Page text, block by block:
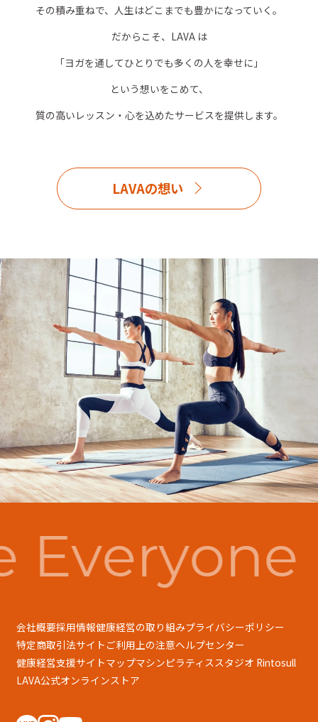
その積み重ねで、人生はどこまでも豊かになっていく。
だからこそ、LAVA は
「ヨガを通してひとりでも多くの人を幸せに」
という想いをこめて、
質の高いレッスン・心を込めたサービスを提供します。
LAVAの想い
会社概要採用情報健康経営の取り組みプライバシーポリシー
特定商取引法サイトご利用上の注意ヘルプセンター
健康経営支援サイトマップマシンピラティススタジオ Rintosull
LAVA公式オンラインストア